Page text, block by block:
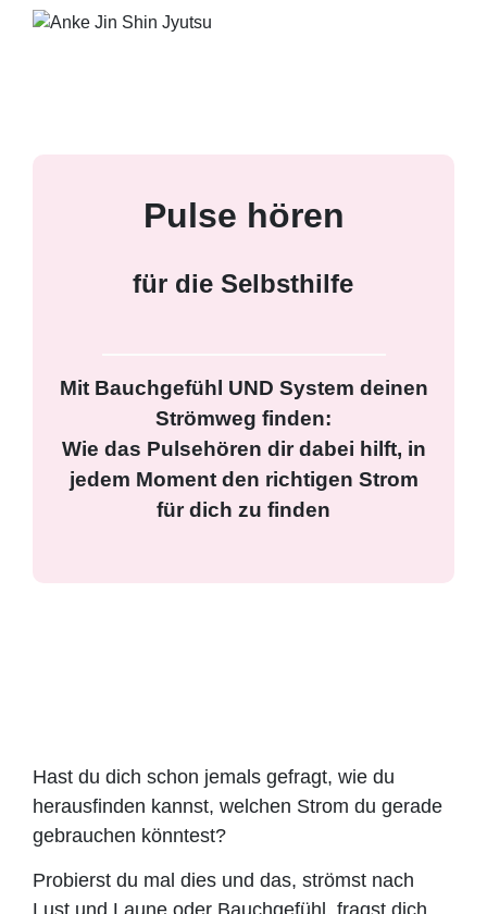
Pulse hören
für die Selbsthilfe
Mit Bauchgefühl UND System deinen
Strömweg finden:
Wie das Pulsehören dir dabei hilft, in
jedem Moment den richtigen Strom
für dich zu finden
Hast du dich schon jemals gefragt, wie du
herausfinden kannst, welchen Strom du gerade
gebrauchen könntest?
Probierst du mal dies und das, strömst nach
Lust und Laune oder Bauchgefühl, fragst dich